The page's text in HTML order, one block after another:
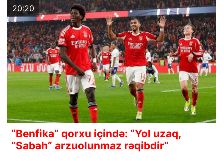
20:20
“Benfika” qorxu içində: “Yol uzaq,
”Sabah” arzuolunmaz rəqibdir”